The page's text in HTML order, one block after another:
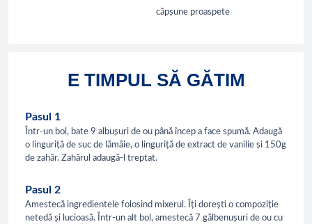
căpșune proaspete
E TIMPUL SĂ GĂTIM
Pasul 1
Într-un bol, bate 9 albușuri de ou până încep a face spumă. Adaugă
o linguriță de suc de lămâie, o linguriță de extract de vanilie și 150g
de zahăr. Zahărul adaugă-l treptat.
Pasul 2
Amestecă ingredientele folosind mixerul. Îți dorești o compoziție
netedă și lucioasă. Într-un alt bol, amestecă 7 gălbenușuri de ou cu